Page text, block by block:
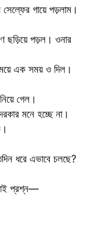
সেল্ফের গায়ে পড়লাম।
ছড়িয়ে পড়ল। ওনার
এক সময় ও দিল।
গেল।
মনে হচ্ছে না।
ধরে এভাবে চলছে?
প্রশ্ন—